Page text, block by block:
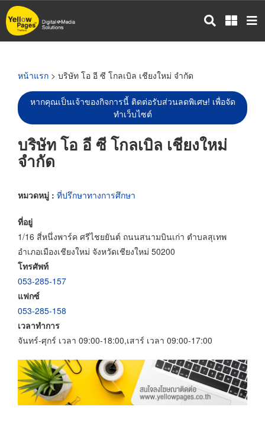
ข้าม
ไป
หน้าแรก > บริษัท โอ อี ซี โกลเบิล เชียงใหม่ จำกัด
หากคุณเป็นเจ้าของกิจการนี้ ติดต่อรับส่วนลดพิเศษ! เพื่อจัด
ทำเว็บไซต์
บริษัท โอ อี ซี โกลเบิล เชียงใหม่
จำกัด
หมวดหมู่ : ที่ปรึกษาทางการศึกษา
ที่อยู่
1/16 สี่หนึ่งพาร์ค ศรีไชยยันต์ ถนนสนามบินเก่า ตำบลสุเทพ
อำเภอเมืองเชียงใหม่ จังหวัดเชียงใหม่ 50200
โทรศัพท์
053-285-157
แฟกซ์
053-285-158
เวลาทำการ
จันทร์-ศุกร์ เวลา 09:00-18:00,เสาร์ เวลา 09:00-17:00